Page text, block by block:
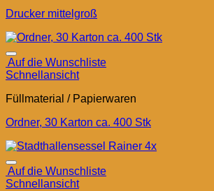
Drucker mittelgroß
Auf die Wunschliste
Schnellansicht
Füllmaterial / Papierwaren
Ordner, 30 Karton ca. 400 Stk
Auf die Wunschliste
Schnellansicht